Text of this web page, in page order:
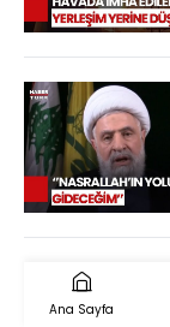
Ana Sayfa